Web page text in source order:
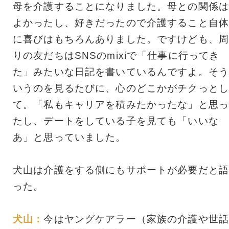
母を介護することになりました。母との関係は
よかったし、好きだったので介護すること自体
に喜びはもちろんありました。ですけども、周
りの友だちはSNSのmixiで「仕事に行ってき
た」みたいな日記を書いているんですよ。そう
いうのを見るたびに、心のどこかがチクっとし
て。「私もキャリアを積みたかったな」と思っ
たし、デートをしている子を見ても「いいな
あ」と思っていました。
犬山は介護をする側にもサポートが必要だと語
った。
犬山：今はヤングケアラー（家族の介護や世話